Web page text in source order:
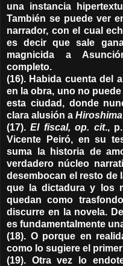
una instancia
También se puede ver
narrador, con el cual
es decir que sale
magnicida a
completo.
(16). Habida cuenta del
en la obra, uno no
esta ciudad, donde
clara alusión a
(17).El fiscal, op. cit.,
Vicente Peiró, en su
suma la historia de
verdadero núcleo
desembocan el resto
que la dictadura y los
quedan como
discurre en la novela.
es fundamentalmente
(18). O porque en
como lo sugiere el
(19). Otra vez lo